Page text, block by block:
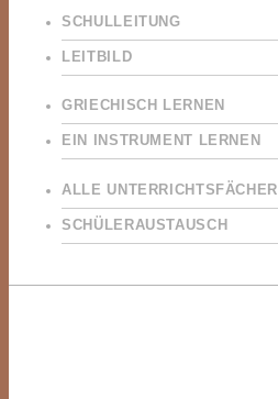
SCHULLEITUNG
LEITBILD
GRIECHISCH LERNEN
EIN INSTRUMENT LERNEN
ALLE
SCHÜLERAUSTAUSCH